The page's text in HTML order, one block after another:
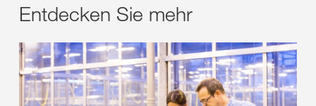
Entdecken Sie mehr